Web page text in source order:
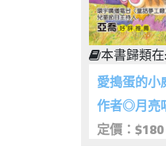
本書歸類在:
愛搗蛋的
作者◎月亮
定價：